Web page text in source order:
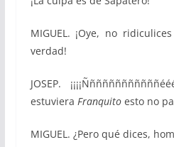
MIGUEL. ¡Oye, no
verdad!
JOSEP.
estuviera Franquitoesto no
MIGUEL. ¿Pero qué dices,